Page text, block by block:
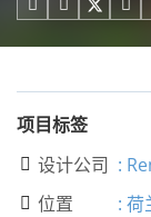
  
项目标签
 设计公司 :
 位置 : 荷